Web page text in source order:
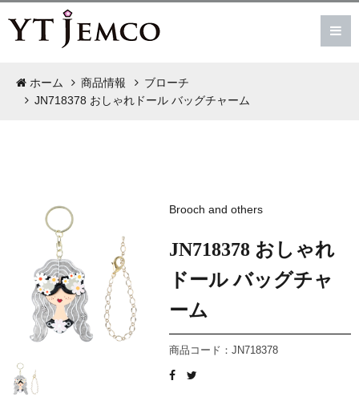
ホーム 商品情報
ブローチ
JN718378 おしゃれドール バッグチャーム
Brooch and others
JN718378 おしゃれ
ドール バッグチャ
ーム
商品コード：JN718378